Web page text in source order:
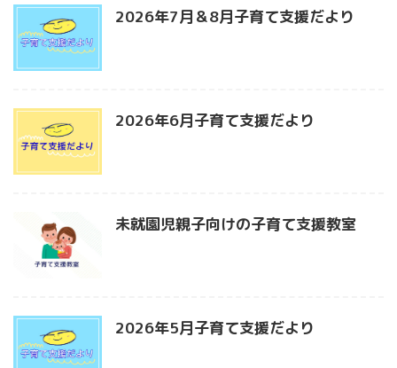
2026年7月＆8月子育て支援だより
2026年6月子育て支援だより
未就園児親子向けの子育て支援教室
2026年5月子育て支援だより